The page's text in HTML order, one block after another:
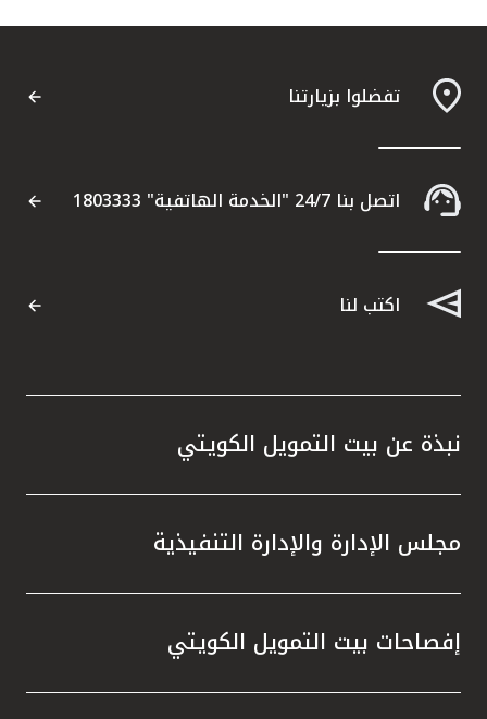
تفضلوا بزيارتنا
اتصل بنا 24/7 "الخدمة الهاتفية" 1803333
اكتب لنا
نبذة عن بيت التمويل الكويتي
مجلس الإدارة والإدارة التنفيذية
إفصاحات بيت التمويل الكويتي